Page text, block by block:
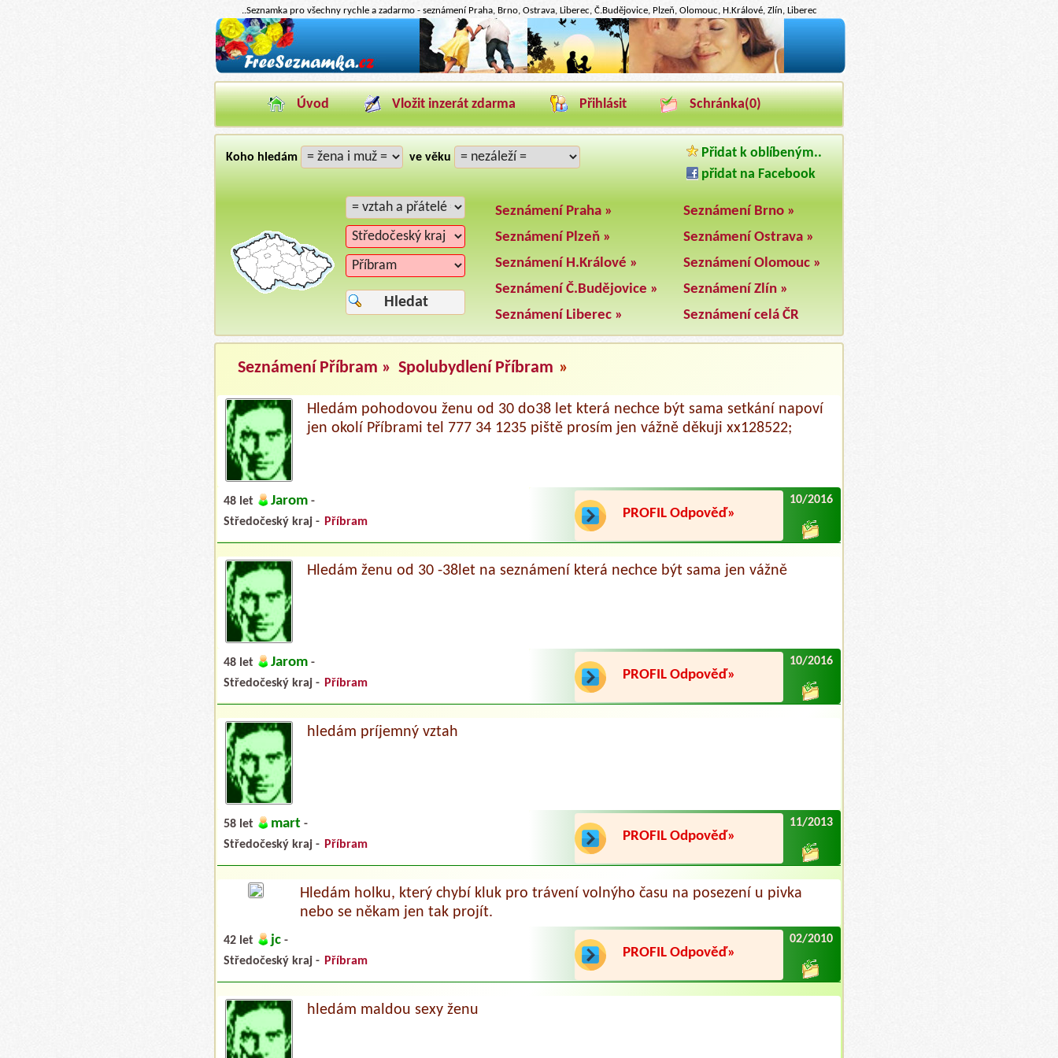
..Seznamka pro všechny rychle a zadarmo - seznámení Praha, Brno, Ostrava, Liberec, Č.Budějovice, Plzeň, Olomouc, H.Králové, Zlín, Liberec
Úvod Vložit inzerát zdarma Přihlásit Schránka(0)
Koho hledám ve věku
Přidat k oblíbeným..
přidat na Facebook
Hledat
Seznámení Praha »
Seznámení Plzeň »
Seznámení H.Králové »
Seznámení Č.Budějovice »
Seznámení Liberec »
Seznámení Brno »
Seznámení Ostrava »
Seznámení Olomouc »
Seznámení Zlín »
Seznámení celá ČR
Seznámení Příbram » Spolubydlení Příbram »
Hledám pohodovou ženu od 30 do38 let která nechce být sama setkání napoví
jen okolí Příbrami tel 777 34 1235 piště prosím jen vážně děkuji xx128522;
48 let Jarom -
Středočeský kraj - Příbram
PROFIL Odpověď»
10/2016
Hledám ženu od 30 -38let na seznámení která nechce být sama jen vážně
48 let Jarom -
Středočeský kraj - Příbram
PROFIL Odpověď»
10/2016
hledám príjemný vztah
58 let mart -
Středočeský kraj - Příbram
PROFIL Odpověď»
11/2013
Hledám holku, který chybí kluk pro trávení volnýho času na posezení u pivka
nebo se někam jen tak projít.
42 let jc -
Středočeský kraj - Příbram
PROFIL Odpověď»
02/2010
hledám maldou sexy ženu